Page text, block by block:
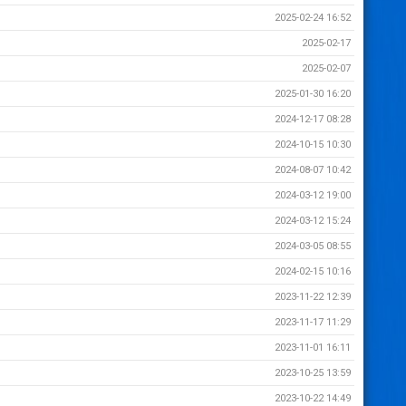
2025-02-24 16:52
2025-02-17
2025-02-07
2025-01-30 16:20
2024-12-17 08:28
2024-10-15 10:30
2024-08-07 10:42
2024-03-12 19:00
2024-03-12 15:24
2024-03-05 08:55
2024-02-15 10:16
2023-11-22 12:39
2023-11-17 11:29
2023-11-01 16:11
2023-10-25 13:59
2023-10-22 14:49